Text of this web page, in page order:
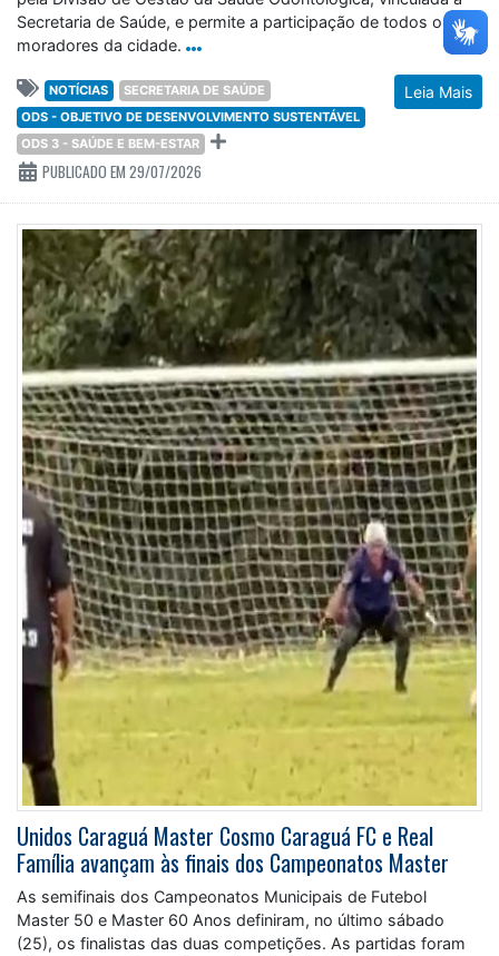
Secretaria de Saúde, e permite a participação de todos os
moradores da cidade.
Leia Mais
NOTÍCIAS
SECRETARIA DE SAÚDE
ODS - OBJETIVO DE DESENVOLVIMENTO SUSTENTÁVEL
ODS 3 - SAÚDE E BEM-ESTAR
PUBLICADO EM 29/07/2026
Unidos Caraguá Master Cosmo Caraguá FC e Real
Família avançam às finais dos Campeonatos Master
As semifinais dos Campeonatos Municipais de Futebol
Master 50 e Master 60 Anos definiram, no último sábado
(25), os finalistas das duas competições. As partidas foram